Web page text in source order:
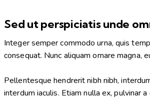
Sed ut perspiciatis unde
Integer semper commodo urna, quis
consequat. Nunc aliquam ornare magna,
Pellentesque hendrerit nibh nibh,
interdum iaculis. Etiam nulla ex, pulvinar